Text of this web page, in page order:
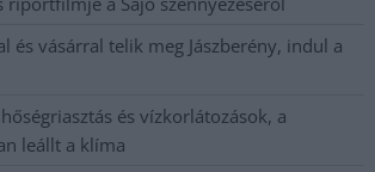
és vásárral telik meg Jászberény, indul a
és vízkorlátozások, a
leállt a klíma